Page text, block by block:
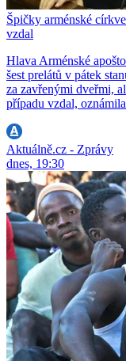
Špičky arménské
vzdal
Hlava Arménské
šest prelátů v pátek
za zavřenými dveřmi,
případu vzdal,
Aktuálně.cz - Zprávy
dnes, 19:30